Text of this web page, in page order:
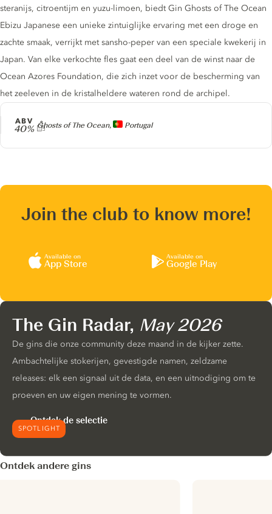
Producer
Ghosts of The Ocean, Portugal
ABV
40%
steranijs, citroentijm en yuzu-limoen, biedt Gin Ghosts of The Ocean
Ebizu Japanese een unieke zintuiglijke ervaring met een droge en
zachte smaak, verrijkt met sansho-peper van een speciale kwekerij in
Japan. Van elke verkochte fles gaat een deel van de winst naar de
Ocean Azores Foundation, die zich inzet voor de bescherming van
het zeeleven in de kristalheldere wateren rond de archipel.
Join the club to know more!
Available on
App Store
Available on
Google Play
SPOTLIGHT
The Gin Radar, May 2026
De gins die onze community deze maand in de kijker zette.
Ambachtelijke stokerijen, gevestigde namen, zeldzame
releases: elk een signaal uit de data, en een uitnodiging om te
proeven en uw eigen mening te vormen.
Ontdek de selectie
Ontdek andere gins